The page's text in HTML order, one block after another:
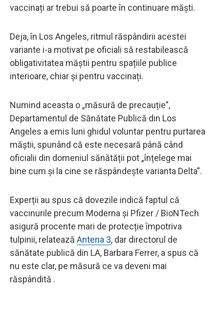
vaccinați ar trebui să poarte în continuare măști.
Deja, în Los Angeles, ritmul răspândirii acestei
variante i-a motivat pe oficiali să restabilească
obligativitatea măștii pentru spațiile publice
interioare, chiar și pentru vaccinați.
Numind aceasta o „măsură de precauție”,
Departamentul de Sănătate Publică din Los
Angeles a emis luni ghidul voluntar pentru purtarea
măștii, spunând că este necesară până când
oficialii din domeniul sănătății pot „înțelege mai
bine cum și la cine se răspândește varianta Delta”.
Experții au spus că dovezile indică faptul că
vaccinurile precum Moderna și Pfizer / BioNTech
asigură procente mari de protecție împotriva
tulpinii, relatează Antena 3, dar directorul de
sănătate publică din LA, Barbara Ferrer, a spus că
nu este clar, pe măsură ce va deveni mai
răspândită .